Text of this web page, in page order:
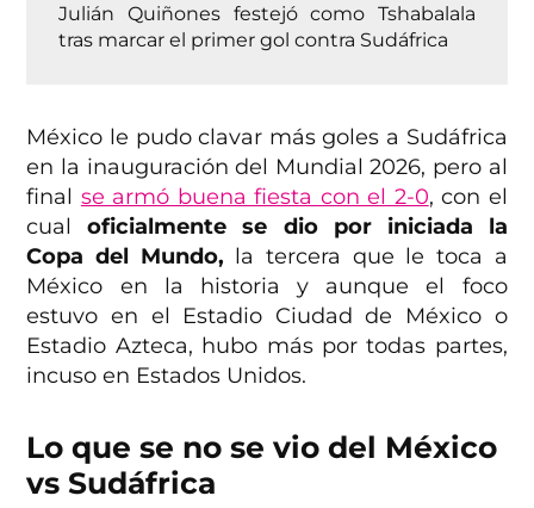
Julián Quiñones festejó como Tshabalala
tras marcar el primer gol contra Sudáfrica
México le pudo clavar más goles a Sudáfrica
en la inauguración del Mundial 2026, pero al
final se armó buena fiesta con el 2-0, con el
cualoficialmente se dio por iniciada la
Copa del Mundo, la tercera que le toca a
México en la historia y aunque el foco
estuvo en el Estadio Ciudad de México o
Estadio Azteca, hubo más por todas partes,
incuso en Estados Unidos.
Lo que se no se vio del México
vs Sudáfrica